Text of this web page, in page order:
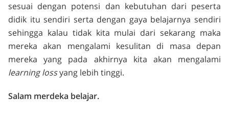
sesuai dengan potensi dan kebutuhan dari peserta
didik itu sendiri serta dengan gaya belajarnya sendiri
sehingga kalau tidak kita mulai dari sekarang maka
mereka akan mengalami kesulitan di masa depan
mereka yang pada akhirnya kita akan mengalami
learning lossyang lebih tinggi.
Salam merdeka belajar.